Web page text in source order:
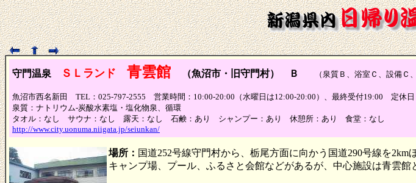
守門温泉 ＳＬランド 青雲館 （魚沼市・旧守門村） Ｂ （泉質Ｂ、浴室Ｃ、設備Ｃ
魚沼市西名新田 TEL：025-797-2555 営業時間：10:00-20:00（水曜日は12:00-20:00）、最終受付19:00 定休日
泉質：ナトリウム-炭酸水素塩・塩化物泉、循環
タオル：なし サウナ：なし 露天：なし 石鹸：あり シャンプー：あり 休憩所：あり 食堂：なし
http://www.city.uonuma.niigata.jp/seiunkan/
場所： 国道252号線守門村から、栃尾方面に向かう国道290号線を
キャンプ場、プール、ふるさと会館などがあるが、中心施設は青雲館